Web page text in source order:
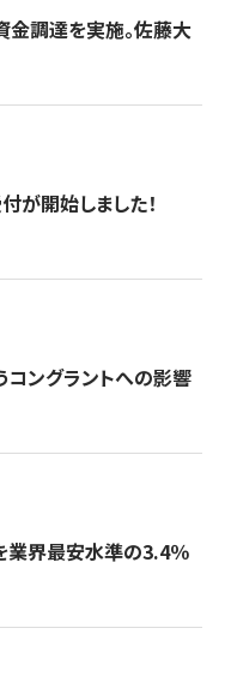
金調達を実施。佐藤大
が開始しました！
コングラントへの影響
業界最安水準の3.4％